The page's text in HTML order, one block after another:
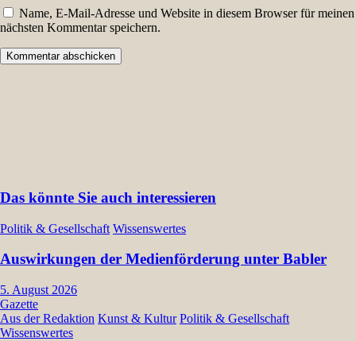
Name, E-Mail-Adresse und Website in diesem Browser für meinen
nächsten Kommentar speichern.
Das könnte Sie auch interessieren
Politik & Gesellschaft Wissenswertes
Auswirkungen der Medienförderung unter Babler
5. August 2026
Gazette
Aus der Redaktion Kunst & Kultur Politik & Gesellschaft
Wissenswertes